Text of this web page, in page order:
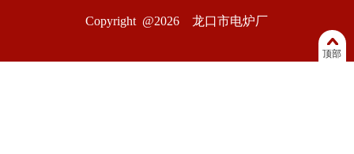
Copyright @2026 龙口市电炉厂
顶部